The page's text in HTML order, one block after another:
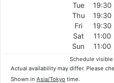
Tue
19:30
Thu
19:30
Fri
19:30
Sat
11:00
Sun
11:00
Schedule
Actual availability may differ. Please
Shown in Asia/Tokyo time.